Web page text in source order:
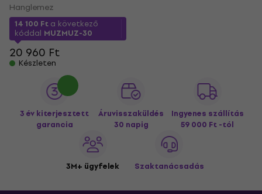
Hanglemez
14 100 Fta következő
kóddal MUZMUZ-30
20 960 Ft
Készleten
3 év kiterjesztett
garancia
Áruvisszaküldés
30 napig
Ingyenes szállítás
59 000 Ft -tól
3M+ ügyfelek Szaktanácsadás